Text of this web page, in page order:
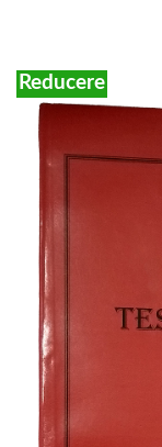
Reducere